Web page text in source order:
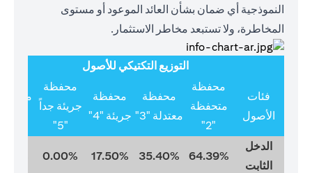
النموذجية أي ضمان بشأن العائد الموعود أو مستوى
المخاطرة، ولا تستبعد مخاطر الاستثمار.
التوزيع التكتيكي للأصول
فئات
الأصول
محفظة
متحفظة
"2"
محفظة
معتدلة "3"
محفظة
جريئة "4"
محفظة
جريئة جداً
"5"
الدخل
الثابت
64.39%
35.40%
17.50%
0.00%